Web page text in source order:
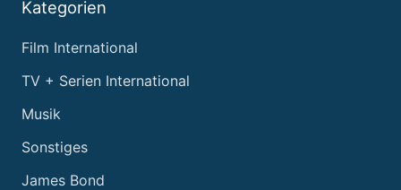
Kategorien
Film International
TV + Serien International
Musik
Sonstiges
James Bond